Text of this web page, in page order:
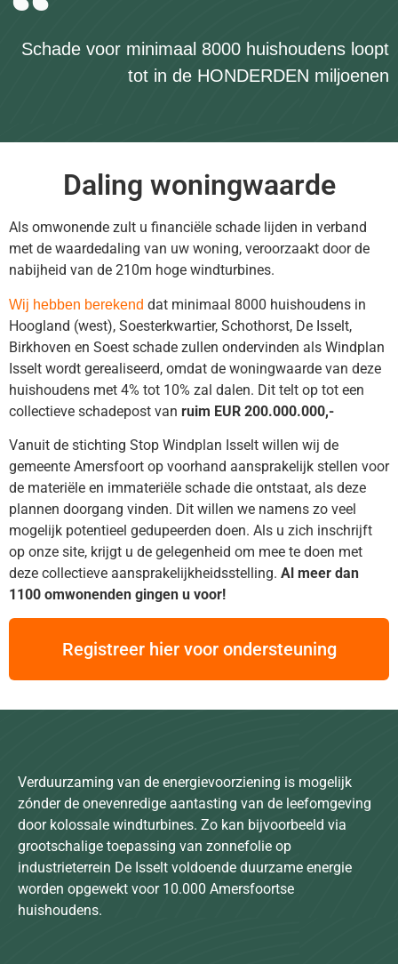
Schade voor minimaal 8000 huishoudens loopt
tot in de HONDERDEN miljoenen
Daling woningwaarde
Als omwonende zult u financiële schade lijden in verband
met de waardedaling van uw woning, veroorzaakt door de
nabijheid van de 210m hoge windturbines.
Wij hebben berekend dat minimaal 8000 huishoudens in
Hoogland (west), Soesterkwartier, Schothorst, De Isselt,
Birkhoven en Soest schade zullen ondervinden als Windplan
Isselt wordt gerealiseerd, omdat de woningwaarde van deze
huishoudens met 4% tot 10% zal dalen. Dit telt op tot een
collectieve schadepost van ruim EUR 200.000.000,-
Vanuit de stichting Stop Windplan Isselt willen wij de
gemeente Amersfoort op voorhand aansprakelijk stellen voor
de materiële en immateriële schade die ontstaat, als deze
plannen doorgang vinden. Dit willen we namens zo veel
mogelijk potentieel gedupeerden doen. Als u zich inschrijft
op onze site, krijgt u de gelegenheid om mee te doen met
deze collectieve aansprakelijkheidsstelling. Al meer dan
1100 omwonenden gingen u voor!
Registreer hier voor ondersteuning
Verduurzaming van de energievoorziening is mogelijk
zónder de onevenredige aantasting van de leefomgeving
door kolossale windturbines. Zo kan bijvoorbeeld via
grootschalige toepassing van zonnefolie op
industrieterrein De Isselt voldoende duurzame energie
worden opgewekt voor 10.000 Amersfoortse
huishoudens.